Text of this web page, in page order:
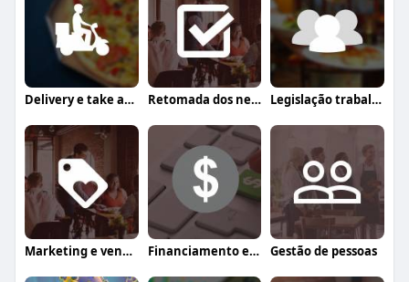
Delivery e take away Retomada dos negócios Legislação trabalhista
Marketing e vendas Financiamento e crédito Gestão de pessoas